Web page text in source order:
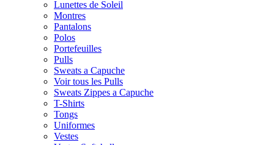
Lunettes de Soleil
Montres
Pantalons
Polos
Portefeuilles
Pulls
Sweats a Capuche
Voir tous les Pulls
Sweats Zippes a Capuche
T-Shirts
Tongs
Uniformes
Vestes